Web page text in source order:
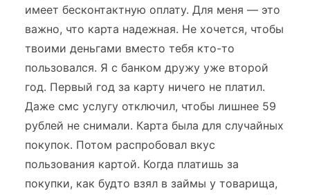
имеет бесконтактную оплату. Для меня — это
важно, что карта надежная. Не хочется, чтобы
твоими деньгами вместо тебя кто-то
пользовался. Я с банком дружу уже второй
год. Первый год за карту ничего не платил.
Даже смс услугу отключил, чтобы лишнее 59
рублей не снимали. Карта была для случайных
покупок. Потом распробовал вкус
пользования картой. Когда платишь за
покупки, как будто взял в займы у товарища,